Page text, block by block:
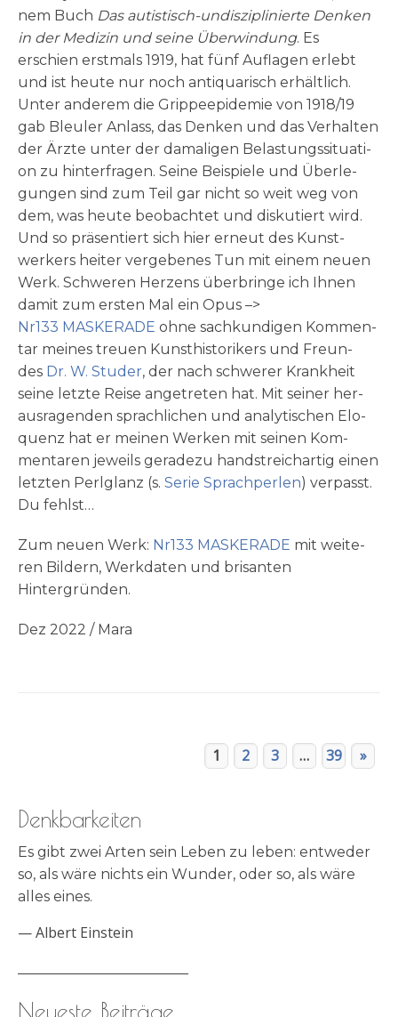
nem Buch Das auti­stisch-undis­zi­pli­nier­te Den­ken
in der Medi­zin und sei­ne Über­win­dung. Es
erschien erst­mals 1919, hat fünf Auf­la­gen erlebt
und ist heu­te nur noch anti­qua­risch erhält­lich.
Unter ande­rem die Grip­pe­epi­de­mie von 1918/19
gab Bleu­ler Anlass, das Den­ken und das Ver­hal­ten
der Ärz­te ­unter der dama­li­gen Bela­stungs­si­tua­ti­
on zu hinter­fragen. Sei­ne Bei­spie­le und Über­le­
gun­gen sind zum Teil gar nicht so weit weg von
dem, was heu­te beob­ach­tet und dis­ku­tiert wird.
Und so prä­sen­tiert sich hier erneut des Kunst­
werkers hei­ter ver­ge­be­nes Tun mit einem neu­en
Werk. Schwe­ren Her­zens über­brin­ge ich Ihnen
damit zum ersten Mal ein Opus –>
Nr133 MASKERADE ohne sach­kun­di­gen Kom­men­
tar mei­nes treu­en Kunst­historikers und Freun­
des Dr. W. Stu­der, der nach schwe­rer Krank­heit
sei­ne letz­te Rei­se ange­tre­ten hat. Mit sei­ner her­
aus­ra­gen­den sprach­li­chen und ana­ly­ti­schen Elo­
quenz hat er mei­nen Wer­ken mit sei­nen Kom­
men­ta­ren jeweils gera­de­zu hand­streich­ar­tig einen
letz­ten Perl­glanz (s. Serie Sprach­per­len) ver­passt.
Du fehlst…
Zum neu­en Werk: Nr133 MASKERADE mit wei­te­
ren Bil­dern, Werk­da­ten und bri­san­ten
Hintergründen.
Dez 2022 / Mara
1 2 3 … 39 »
Denkbarkeiten
Es gibt zwei Arten sein Leben zu leben: entweder
so, als wäre nichts ein Wunder, oder so, als wäre
alles eines.
—Albert Einstein
Neueste Beiträge